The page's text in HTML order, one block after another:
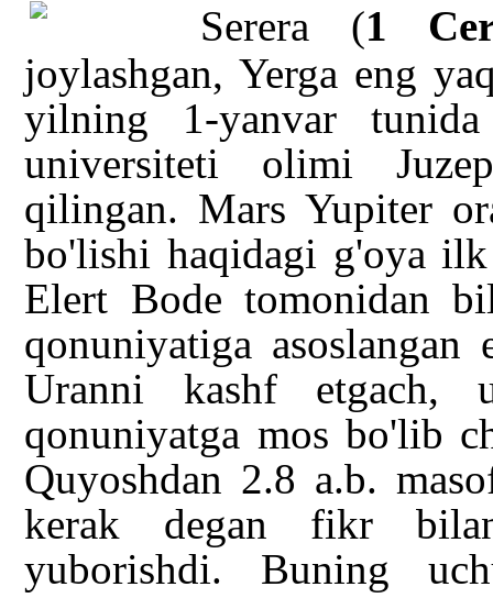
Serera (1
joylashgan, Yerga eng
yilning 1-yanvar
universiteti olimi
qilingan. Mars Yupiter
bo'lishi haqidagi g'oya
Elert Bode tomonidan
qonuniyatiga
Uranni kashf etgach,
qonuniyatga mos bo'lib
Quyoshdan 2.8 a.b.
kerak degan fikr
yuborishdi. Buning